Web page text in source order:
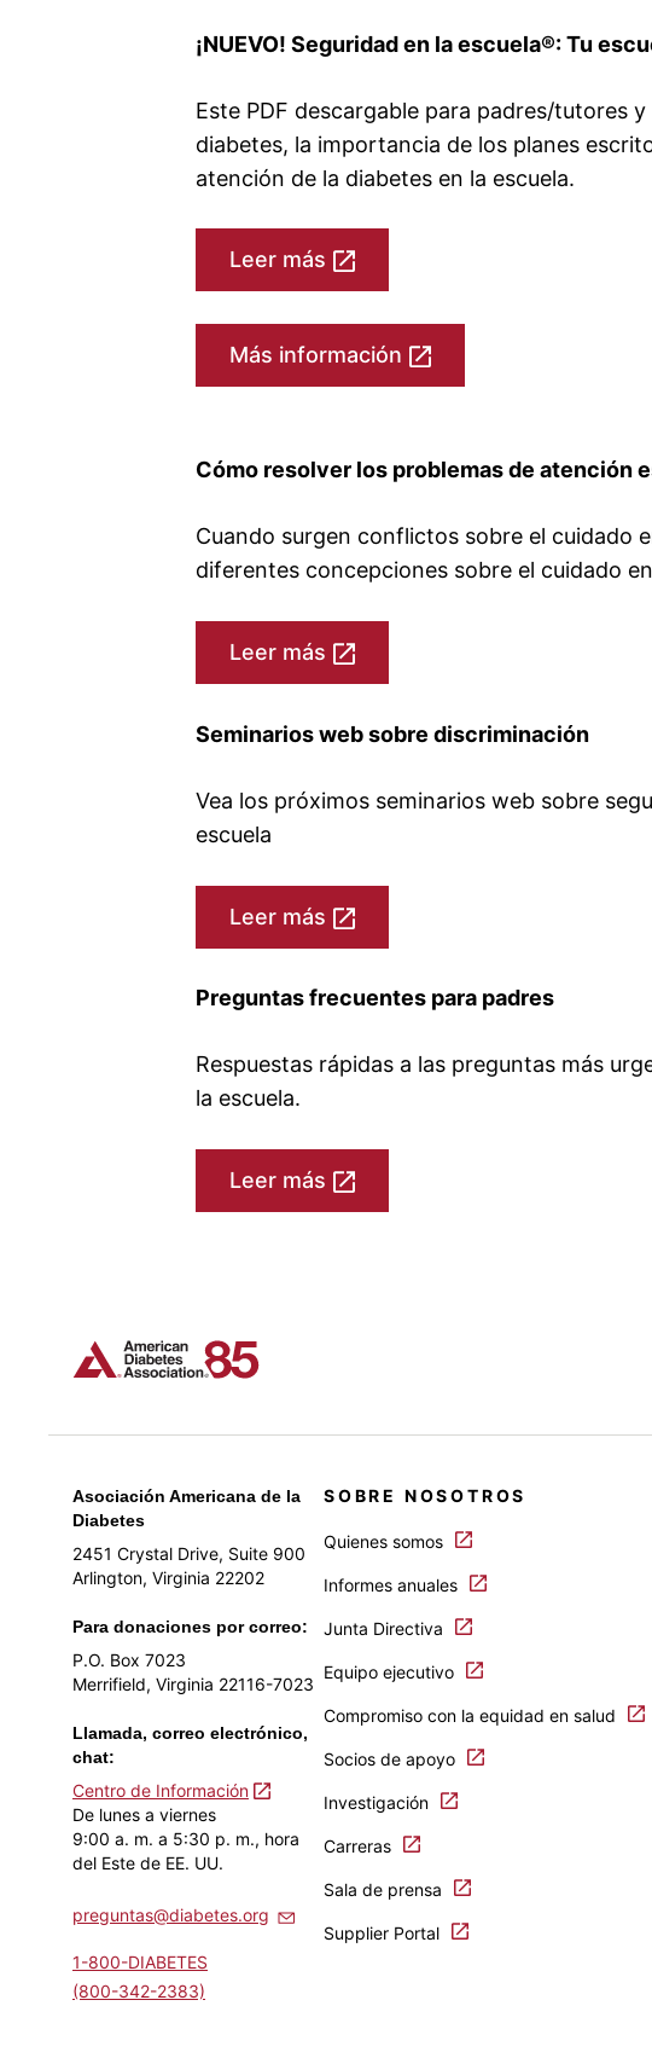
¡NUEVO! Seguridad en la escuela®: Tu
Este PDF descargable para padres/tutores
diabetes, la importancia de los planes
atención de la diabetes en la escuela.
Leer más
Más información
Cómo resolver los problemas de atención
Cuando surgen conflictos sobre el cuidado
diferentes concepciones sobre el cuidado
Leer más
Seminarios web sobre discriminación
Vea los próximos seminarios web sobre
escuela
Leer más
Preguntas frecuentes para padres
Respuestas rápidas a las preguntas más
la escuela.
Leer más
Asociación Americana de la
Diabetes
2451 Crystal Drive, Suite 900
Arlington, Virginia 22202
Para donaciones por correo:
P.O. Box 7023
Merrifield, Virginia 22116-7023
Llamada, correo electrónico,
chat:
Centro de Información
De lunes a viernes
9:00 a. m. a 5:30 p. m., hora
del Este de EE. UU.
preguntas@diabetes.org
1-800-DIABETES
(800-342-2383)
SOBRE NOSOTROS
Quienes somos
Informes anuales
Junta Directiva
Equipo ejecutivo
Compromiso con la equidad en salud
Socios de apoyo
Investigación
Carreras
Sala de prensa
Supplier Portal